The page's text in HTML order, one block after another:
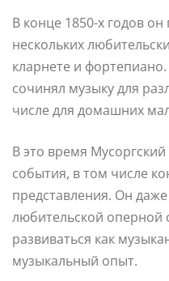
В конце 1850-х годов
нескольких
кларнете и
сочинял музыку для
числе для домашних
В это время
события, в том числе
представления. Он
любительской оперной
развиваться как
музыкальный опыт.